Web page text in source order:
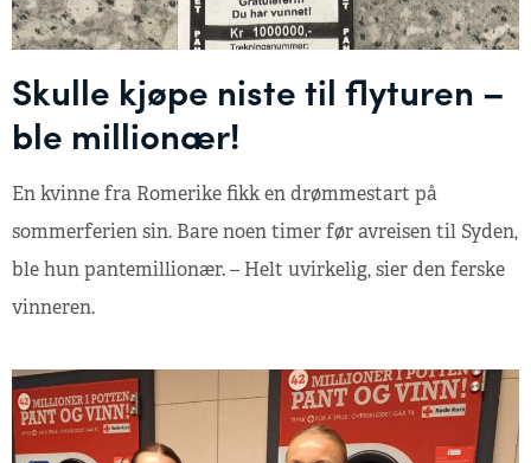
Skulle kjøpe niste til flyturen –
ble millionær!
En kvinne fra Romerike fikk en drømmestart på
sommerferien sin. Bare noen timer før avreisen til Syden,
ble hun pantemillionær. – Helt uvirkelig, sier den ferske
vinneren.